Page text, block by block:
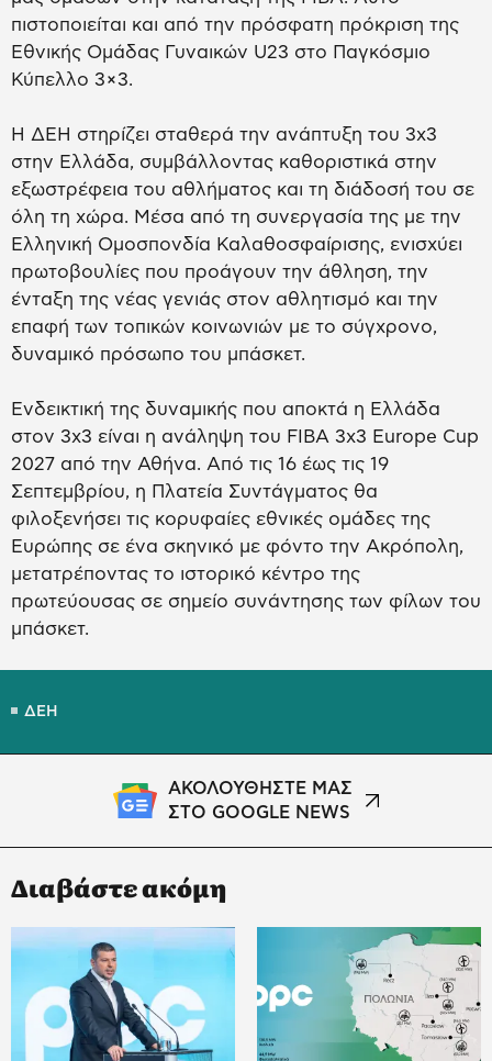
πιστοποιείται και από την πρόσφατη πρόκριση της
Εθνικής Ομάδας Γυναικών U23 στο Παγκόσμιο
Κύπελλο 3×3.
Η ΔΕΗ στηρίζει σταθερά την ανάπτυξη του 3x3
στην Ελλάδα, συμβάλλοντας καθοριστικά στην
εξωστρέφεια του αθλήματος και τη διάδοσή του σε
όλη τη χώρα. Μέσα από τη συνεργασία της με την
Ελληνική Ομοσπονδία Καλαθοσφαίρισης, ενισχύει
πρωτοβουλίες που προάγουν την άθληση, την
ένταξη της νέας γενιάς στον αθλητισμό και την
επαφή των τοπικών κοινωνιών με το σύγχρονο,
δυναμικό πρόσωπο του μπάσκετ.
Ενδεικτική της δυναμικής που αποκτά η Ελλάδα
στον 3x3 είναι η ανάληψη του FIBA 3x3 Europe Cup
2027 από την Αθήνα. Από τις 16 έως τις 19
Σεπτεμβρίου, η Πλατεία Συντάγματος θα
φιλοξενήσει τις κορυφαίες εθνικές ομάδες της
Ευρώπης σε ένα σκηνικό με φόντο την Ακρόπολη,
μετατρέποντας το ιστορικό κέντρο της
πρωτεύουσας σε σημείο συνάντησης των φίλων του
μπάσκετ.
ΔΕΗ
ΑΚΟΛΟΥΘΗΣΤΕ ΜΑΣ
ΣΤΟ GOOGLE NEWS
Διαβάστε ακόμη